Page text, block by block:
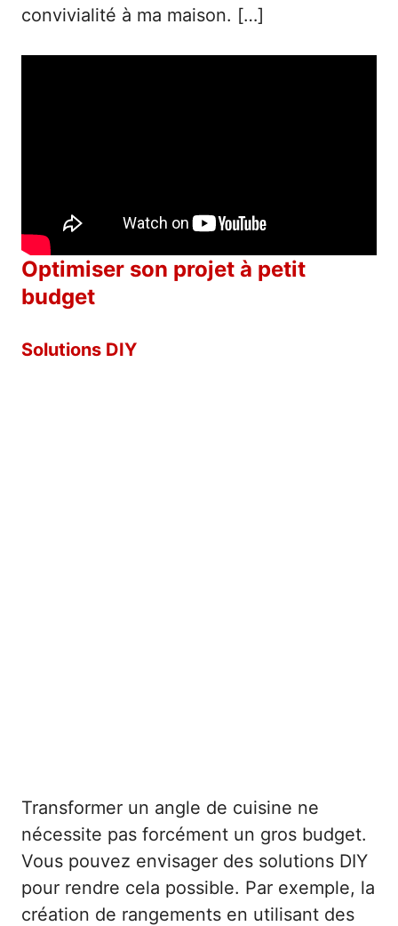
convivialité à ma maison. […]
Optimiser son projet à petit
budget
Solutions DIY
Transformer un angle de cuisine ne
nécessite pas forcément un gros budget.
Vous pouvez envisager des solutions DIY
pour rendre cela possible. Par exemple, la
création de rangements en utilisant des